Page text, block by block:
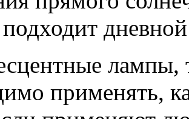
лампы,
применять,